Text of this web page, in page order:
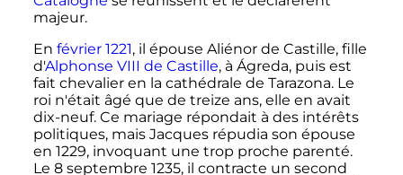
majeur.
En février 1221, il épouse Aliénor de Castille, fille
d'Alphonse VIII de Castille, à Ágreda, puis est
fait chevalier en la cathédrale de Tarazona. Le
roi n'était âgé que de treize ans, elle en avait
dix-neuf. Ce mariage répondait à des intérêts
politiques, mais Jacques répudia son épouse
en 1229, invoquant une trop proche parenté.
Le 8 septembre 1235, il contracte un second